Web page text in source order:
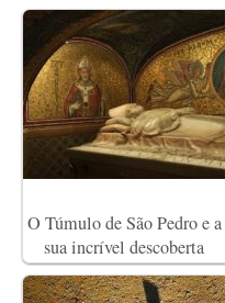
O Túmulo de São Pedro e a
sua incrível descoberta